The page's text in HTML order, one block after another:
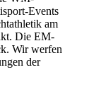
Events
am
Die EM-
Wir werfen
der